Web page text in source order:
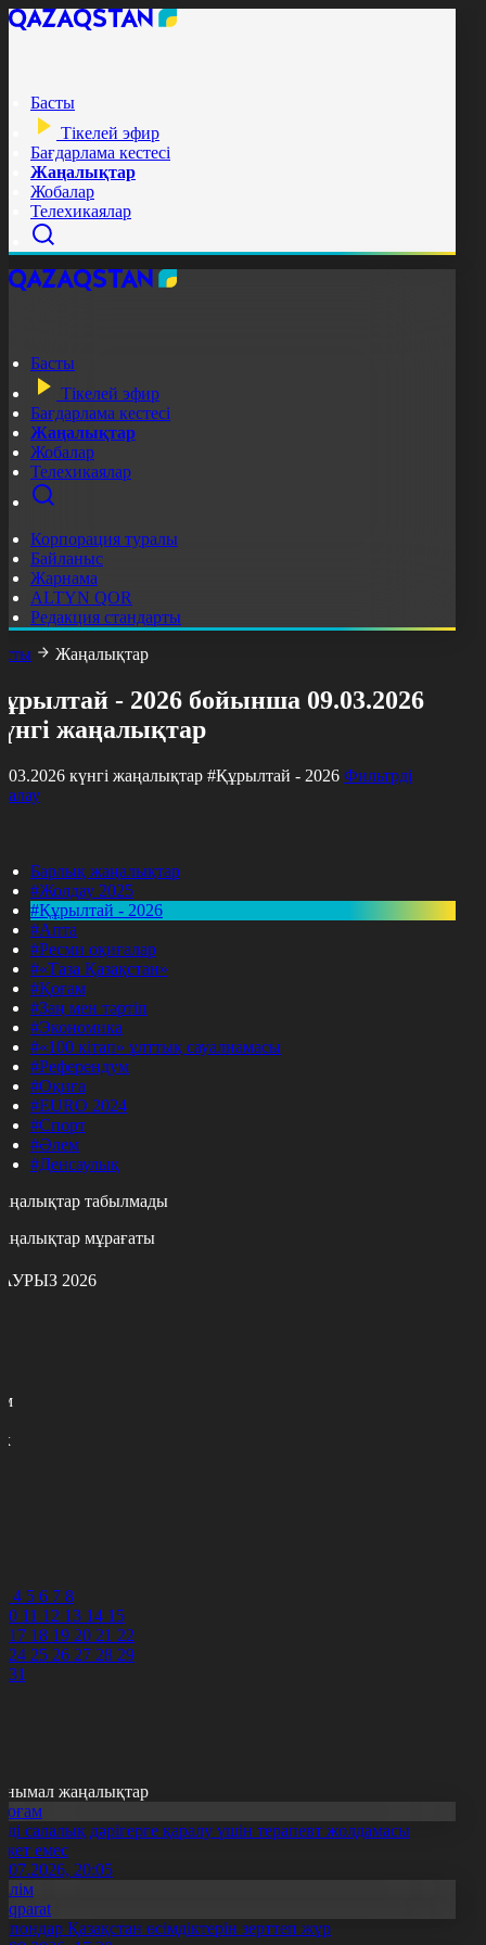
Басты
Тікелей эфир
Бағдарлама кестесі
Жаңалықтар
Жобалар
Телехикаялар
Басты
Тікелей эфир
Бағдарлама кестесі
Жаңалықтар
Жобалар
Телехикаялар
Корпорация туралы
Байланыс
Жарнама
ALTYN QOR
Редакция стандарты
Жаңалықтар
- 2026 бойынша 09.03.2026
жаңалықтар
күнгі жаңалықтар #Құрылтай - 2026 Фильтрді
Барлық жаңалықтар
#Жолдау 2025
#Құрылтай - 2026
#Апта
#Ресми оқиғалар
#«Таза Қазақстан»
#Қоғам
#Заң мен тәртіп
#Экономика
#«100 кітап» ұлттық сауалнамасы
#Референдум
#Оқиға
#EURO 2024
#Спорт
#Әлем
#Денсаулық
табылмады
мұрағаты
2026
4 5 6 7 8
10 11 12 13 14 15
17 18 19 20 21 22
24 25 26 27 28 29
31
жаңалықтар
салалық дәрігерге қаралу үшін терапевт жолдамасы
емес
20:05
Қазақстан өсімдіктерін зерттеп жүр